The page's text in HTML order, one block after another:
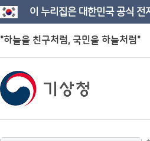
이 누리집은 대한민국 공식 전
"하늘을 친구처럼, 국민을 하늘처럼"